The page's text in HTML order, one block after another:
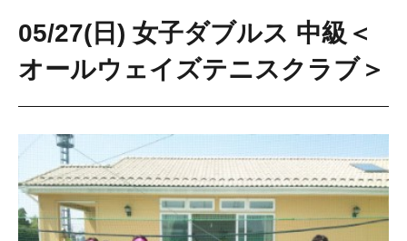
05/27(日) 女子ダブルス 中級＜
オールウェイズテニスクラブ＞